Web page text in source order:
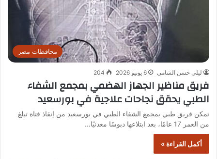
محافظات مصر
ليلى حسن الشامي 6 يونيو 2026 204
فريق مناظير الجهاز الهضمي بمجمع الشفاء
الطبي يحقق نجاحات علاجية في بورسعيد
تمكن فريق طبي بمجمع الشفاء الطبي في بورسعيد من إنقاذ فتاة تبلغ
من العمر 17 عامًا، بعد ابتلاعها دبوسًا معدنيًا…
أكمل القراءة »